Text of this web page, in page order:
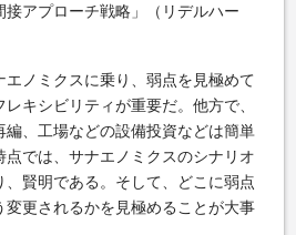
接アプローチ戦略」（リデルハー
ノミクスに乗り、弱点を見極めて
キシビリティが重要だ。他方で、
編、工場などの設備投資などは簡単
点では、サナエノミクスのシナリオ
、賢明である。そして、どこに弱点
更されるかを見極めることが大事